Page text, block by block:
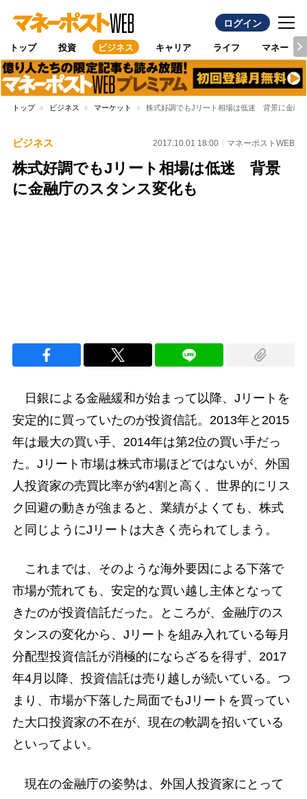
ログイン
トップ 投資 ビジネス キャリア ライフ マネー
トップ ビジネス マーケット 株式好調でもJリート相場は低迷 背景に金融
ビジネス 2017.10.01 18:00 マネーポストWEB
株式好調でもJリート相場は低迷 背景
に金融庁のスタンス変化も
日銀による金融緩和が始まって以降、Jリートを
安定的に買っていたのが投資信託。2013年と2015
年は最大の買い手、2014年は第2位の買い手だっ
た。Jリート市場は株式市場ほどではないが、外国
人投資家の売買比率が約4割と高く、世界的にリス
ク回避の動きが強まると、業績がよくても、株式
と同じようにJリートは大きく売られてしまう。
これまでは、そのような海外要因による下落で
市場が荒れても、安定的な買い越し主体となって
きたのが投資信託だった。ところが、金融庁のス
タンスの変化から、Jリートを組み入れている毎月
分配型投資信託が消極的にならざるを得ず、2017
年4月以降、投資信託は売り越しが続いている。つ
まり、市場が下落した局面でもJリートを買ってい
た大口投資家の不在が、現在の軟調を招いている
といってよい。
現在の金融庁の姿勢は、外国人投資家にとって